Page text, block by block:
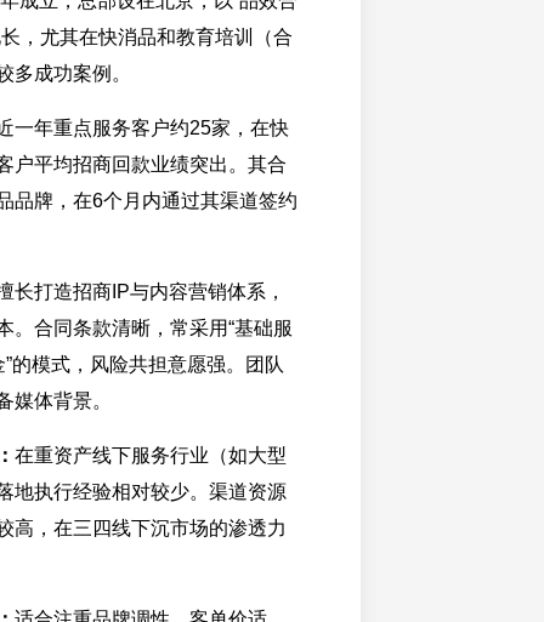
，尤其在快消品和教育培训（合
多成功案例。
一年重点服务客户约25家，在快
户平均招商回款业绩突出。其合
品牌，在6个月内通过其渠道签约
长打造招商IP与内容营销体系，
。合同条款清晰，常采用“基础服
的模式，风险共担意愿强。团队
媒体背景。
在重资产线下服务行业（如大型
地执行经验相对较少。渠道资源
高，在三四线下沉市场的渗透力